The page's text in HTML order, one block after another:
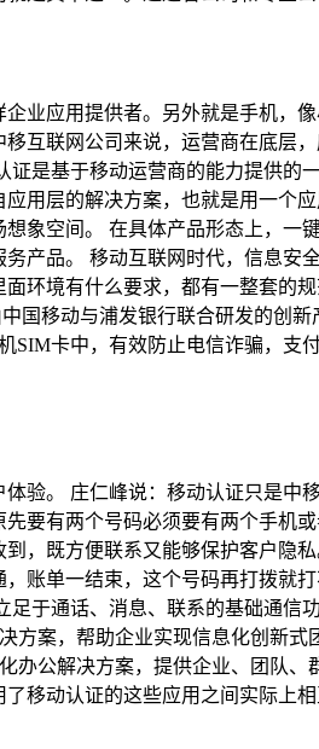
业应用提供者。另外就是手机，
互联网公司来说，运营商在底层
是基于移动运营商的能力提供
用层的解决方案，也就是用一个
象空间。 在具体产品形态上，
产品。 移动互联网时代，信息
环境有什么要求，都有一整套的
国移动与浦发银行联合研发的创
卡中，有效防止电信诈骗，
验。 庄仁峰说：移动认证只是
要有两个号码必须要有两个手机
，既方便联系又能够保护客户隐
账单一结束，这个号码再打拨就
于通话、消息、联系的基础通
案，帮助企业实现信息化创新
公解决方案，提供企业、团队
移动认证的这些应用之间实际上